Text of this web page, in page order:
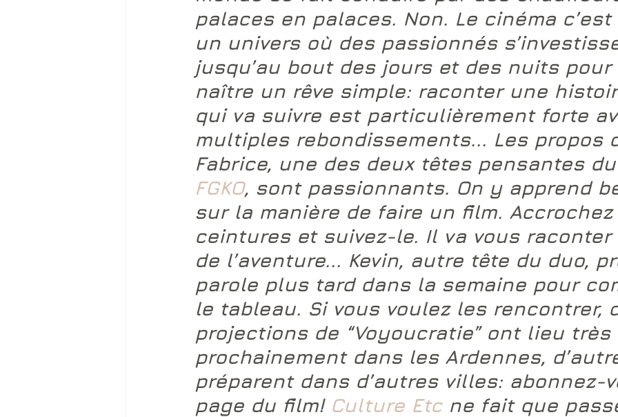
palaces en palaces. Non. Le cinéma
un univers où des passionnés
jusqu’au bout des jours et des nuits
naître un rêve simple: raconter une
qui va suivre est particulièrement forte
multiples rebondissements... Les propos
Fabrice, une des deux têtes pensantes
FGKO, sont passionnants. On y apprend
sur la manière de faire un film.
ceintures et suivez-le. Il va vous
de l’aventure... Kevin, autre tête du duo,
parole plus tard dans la semaine pour
le tableau. Si vous voulez les rencontrer,
projections de “Voyoucratie” ont lieu très
prochainement dans les Ardennes,
préparent dans d’autres villes: abonnez-
page du film! Culture Etc ne fait que